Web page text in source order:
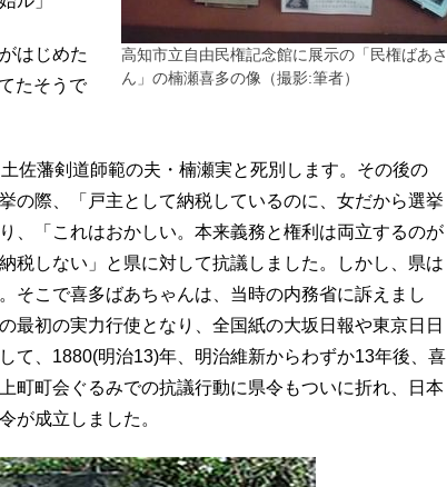
高知市立自由民権記念館に展示の「民権ばあさ
ん」の楠瀬喜多の像（撮影:筆者）
はじめた
たそうで
佐藩剣道師範の夫・楠瀬実と死別します。その後の
の際、「戸主として納税しているのに、女だから選挙
、「これはおかしい。本来義務と権利は両立するのが
税しない」と県に対して抗議しました。しかし、県は
そこで喜多ばあちゃんは、当時の内務省に訴えまし
最初の実力行使となり、全国紙の大坂日報や東京日日
て、1880(明治13)年、明治維新からわずか13年後、喜
町町会ぐるみでの抗議行動に県令もついに折れ、日本
が成立しました。